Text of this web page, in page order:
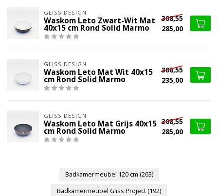
GLISS DESIGN
Waskom Leto Zwart-Wit Mat
40x15 cm Rond Solid Marmo
308,55
285,00
GLISS DESIGN
Waskom Leto Mat Wit 40x15
cm Rond Solid Marmo
308,55
235,00
GLISS DESIGN
Waskom Leto Mat Grijs 40x15
cm Rond Solid Marmo
308,55
285,00
Badkamermeubel 120 cm (263)
Badkamermeubel Gliss Project(192)